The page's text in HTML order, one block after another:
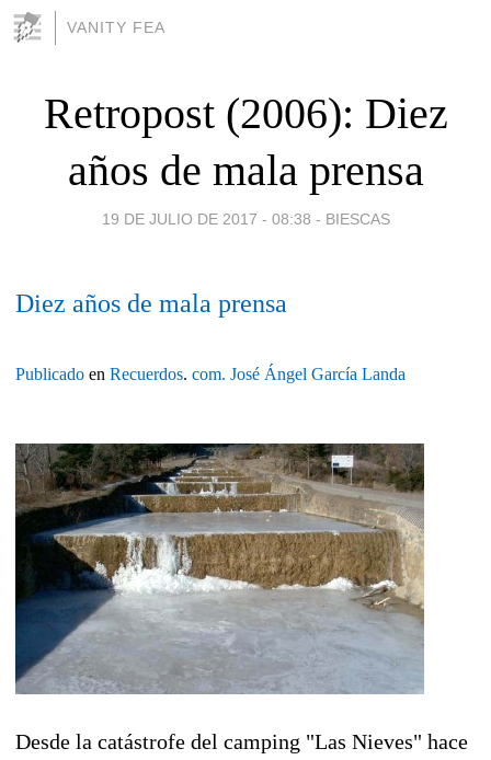
VANITY FEA
Retropost (2006): Diez
años de mala prensa
19 DE JULIO DE 2017 - 08:38 - BIESCAS
Diez años de mala prensa
Publicado en Recuerdos. com. José Ángel García Landa
Desde la catástrofe del camping "Las Nieves" hace